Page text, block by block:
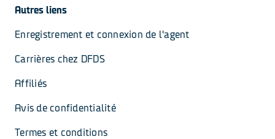
Autres liens
Enregistrement et connexion de l'agent
Carrières chez DFDS
Affiliés
Avis de confidentialité
Termes et conditions